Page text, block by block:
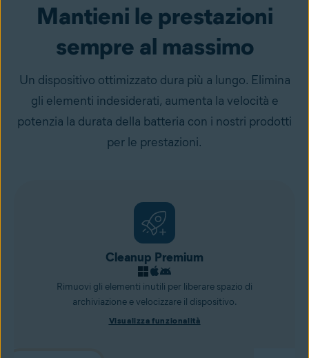
Mantieni le prestazioni
sempre al massimo
Un dispositivo ottimizzato dura più a lungo. Elimina
gli elementi indesiderati, aumenta la velocità e
potenzia la durata della batteria con i nostri prodotti
per le prestazioni.
Cleanup Premium
Rimuovi gli elementi inutili per liberare spazio di
archiviazione e velocizzare il dispositivo.
Visualizza funzionalità